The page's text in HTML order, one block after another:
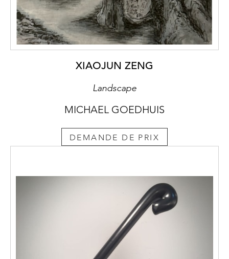
XIAOJUN ZENG
Landscape
MICHAEL GOEDHUIS
DEMANDE DE PRIX